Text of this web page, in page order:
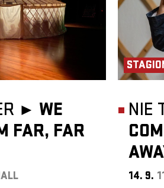
► WE
FAR, FAR
NIE
14. 9.